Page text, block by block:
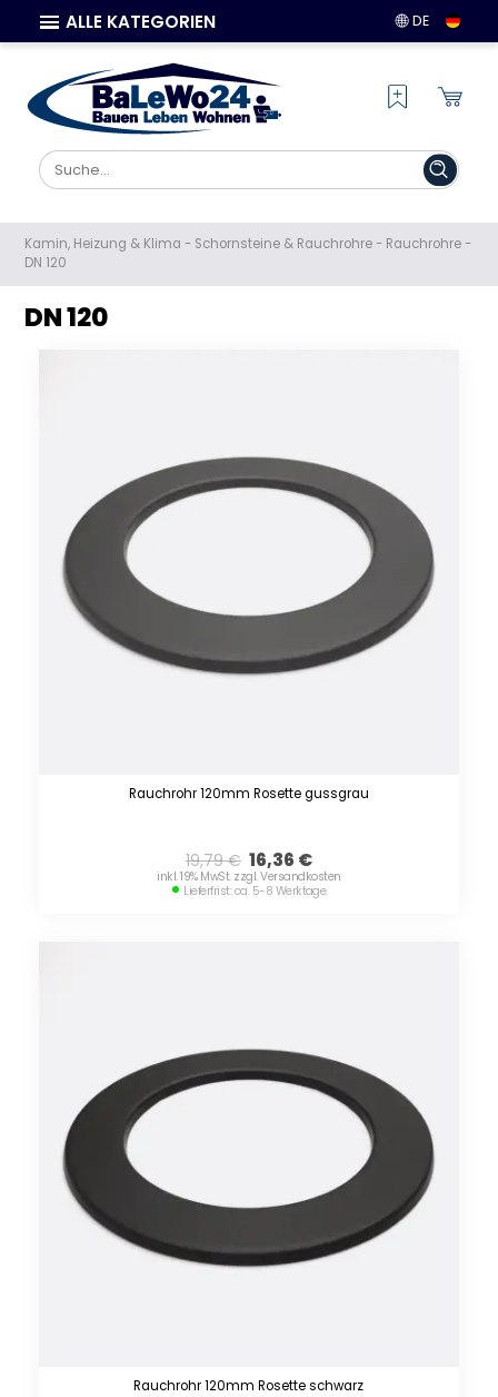
ALLE KATEGORIEN DE
Kamin, Heizung & Klima - Schornsteine & Rauchrohre- Rauchrohre-
DN 120
DN 120
Rauchrohr 120mm Rosette gussgrau
19,79€ 16,36 €
inkl. 19% MwSt. zzgl. Versandkosten
Lieferfrist: ca. 5-8 Werktage.
Rauchrohr 120mm Rosette schwarz